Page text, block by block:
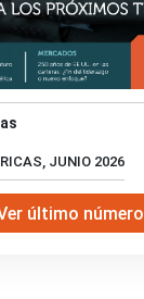
JUNIO 2026
último número